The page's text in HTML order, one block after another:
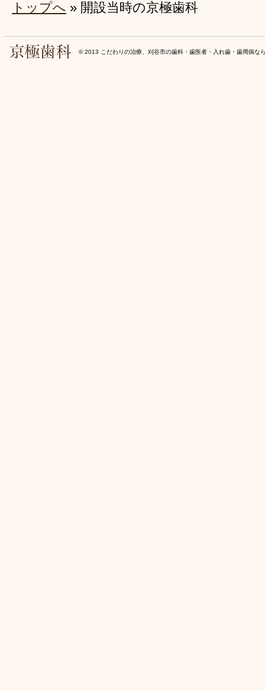
トップへ » 開設当時の京極歯科
© 2013 こだわりの治療、刈谷市の歯科・歯医者・入れ歯・歯周病な